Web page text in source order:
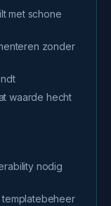
met schone
zonder
waarde hecht
nodig
templatebeheer